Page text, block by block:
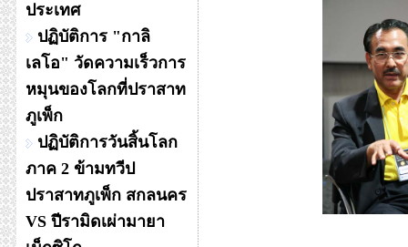
ประเทศ
ปฏิบัติการ "กาลิ
เลโอ" วัดความเร็วการ
หมุนของโลกที่ปราสาท
ภูเพ็ก
ปฏิบัติการวันสิ้นโลก
ภาค 2 ข้ามทวีป
ปราสาทภูเพ็ก สกลนคร
VS ปีรามิดเผ่ามายา